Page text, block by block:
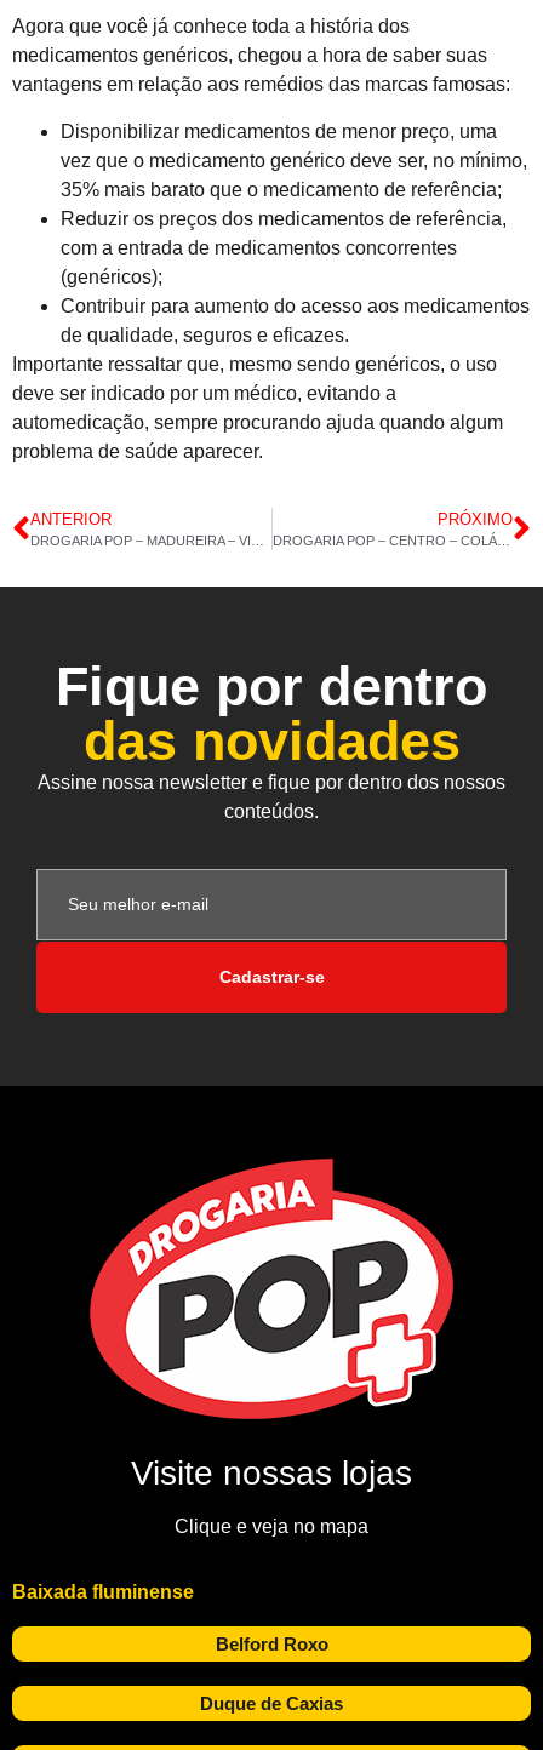
Agora que você já conhece toda a história dos
medicamentos genéricos, chegou a hora de saber suas
vantagens em relação aos remédios das marcas famosas:
Disponibilizar medicamentos de menor preço, uma
vez que o medicamento genérico deve ser, no mínimo,
35% mais barato que o medicamento de referência;
Reduzir os preços dos medicamentos de referência,
com a entrada de medicamentos concorrentes
(genéricos);
Contribuir para aumento do acesso aos medicamentos
de qualidade, seguros e eficazes.
Importante ressaltar que, mesmo sendo genéricos, o uso
deve ser indicado por um médico, evitando a
automedicação, sempre procurando ajuda quando algum
problema de saúde aparecer.
ANTERIOR PRÓXIMO
DROGARIA POP – CENTRO – COLÁGENO 120 CÁPSULAS – POLIVITAMÍNICO CABELOS UNHAS – 25/08/2021 – 13H 37M
Fique por dentro
das novidades
Assine nossa newsletter e fique por dentro dos nossos
conteúdos.
Cadastrar-se
Visite nossas lojas
Clique e veja no mapa
Baixada fluminense
Belford Roxo
Duque de Caxias